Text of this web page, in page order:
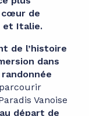
cœur de
et Italie.
de l’histoire
dans
Vanoise
départ de